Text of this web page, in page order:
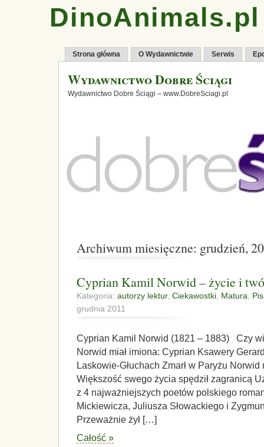
DinoAnimals.pl
Strona główna O Wydawnictwie Serwis
Wydawnictwo Dobre Ściągi
Wydawnictwo Dobre Ściągi – www.DobreSciagi.pl
Archiwum miesięczne: grudzień,
Cyprian Kamil Norwid – życie i
Kategoria: autorzy lektur, Ciekawostki, Matura,
grudnia 2011
Cyprian Kamil Norwid (1821 – 1883) Czy
Norwid miał imiona: Cyprian Ksawery
Laskowie-Głuchach Zmarł w Paryżu Norwid
Większość swego życia spędził zagranicą
z 4 najważniejszych poetów polskiego
Mickiewicza, Juliusza Słowackiego i
Przeważnie żył […]
Całość »